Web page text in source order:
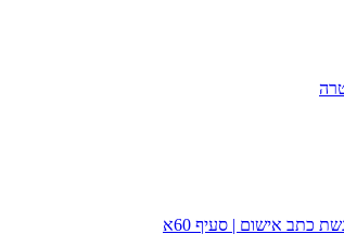
כתב אישום | סעיף 60א